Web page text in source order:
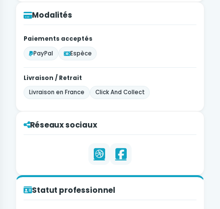
Modalités
Paiements acceptés
PayPal
Espèce
Livraison / Retrait
Livraison en France
Click And Collect
Réseaux sociaux
Statut professionnel